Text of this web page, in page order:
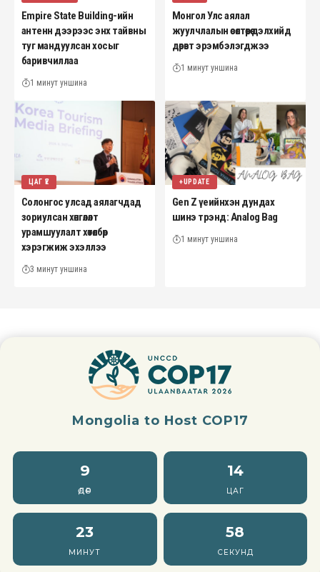
Empire State Building-ийн
антенн дээрээс энх тайвны
туг мандуулсан хосыг
баривчиллаа
1 минут уншина
Монгол Улс аялал
жуулчлалын өсөлтөөрөө дэлхийд
дөрөвт эрэмбэлэгджээ
1 минут уншина
ЦАГ ҮЕ
Солонгос улсад аялагчдад
зориулсан хөнгөлөлт
урамшуулалт хөтөлбөр
хэрэгжиж эхэллээ
3 минут уншина
+UPDATE
Gen Z үеийнхэн дундах
шинэ трэнд: Analog Bag
1 минут уншина
Mongolia to Host COP17
9
ӨДӨР
14
ЦАГ
23
МИНУТ
56
СЕКУНД